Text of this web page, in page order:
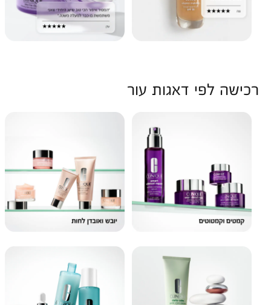
רכישה לפי דאגות עור